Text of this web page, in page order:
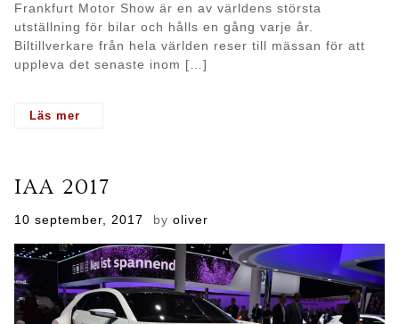
Frankfurt Motor Show är en av världens största
utställning för bilar och hålls en gång varje år.
Biltillverkare från hela världen reser till mässan för att
uppleva det senaste inom […]
IAA 2017
Posted
10 september, 2017 by oliver